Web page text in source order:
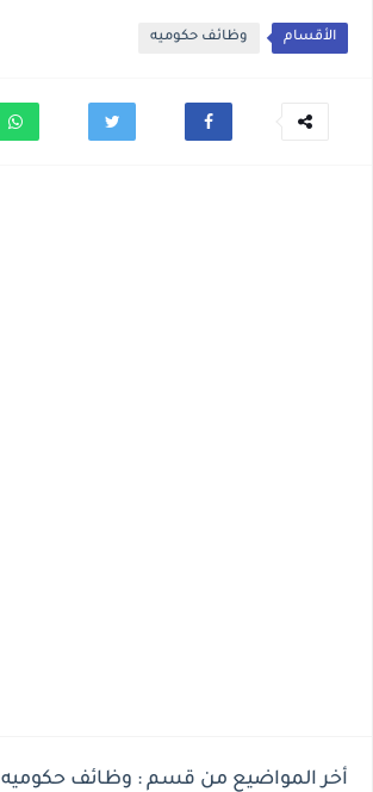
الأقسام وظائف حكوميه
أخر المواضيع من قسم : وظائف حكوميه